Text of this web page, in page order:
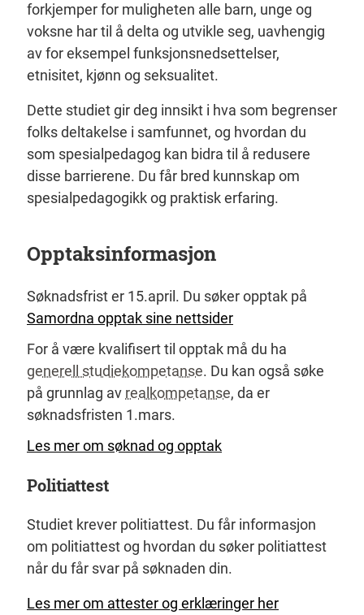
forkjemper for muligheten alle barn, unge og
voksne har til å delta og utvikle seg, uavhengig
av for eksempel funksjonsnedsettelser,
etnisitet, kjønn og seksualitet.
Dette studiet gir deg innsikt i hva som begrenser
folks deltakelse i samfunnet, og hvordan du
som spesialpedagog kan bidra til å redusere
disse barrierene. Du får bred kunnskap om
spesialpedagogikk og praktisk erfaring.
Opptaksinformasjon
Søknadsfrist er 15.april. Du søker opptak på
Samordna opptak sine nettsider
For å være kvalifisert til opptak må du ha
generell studiekompetanse. Du kan også søke
på grunnlag av realkompetanse, da er
søknadsfristen 1.mars.
Les mer om søknad og opptak
Politiattest
Studiet krever politiattest. Du får informasjon
om politiattest og hvordan du søker politiattest
når du får svar på søknaden din.
Les mer om attester og erklæringer her